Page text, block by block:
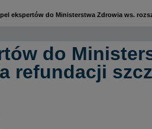
ekspertów do Ministerstwa Zdrowia ws.
do
refundacji